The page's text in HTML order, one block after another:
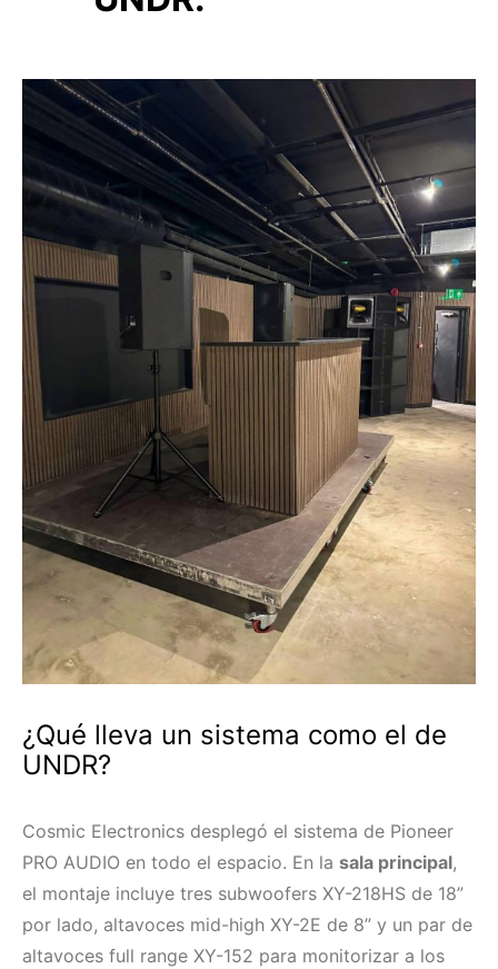
¿Qué lleva un sistema como el de
UNDR?
Cosmic Electronics desplegó el sistema de Pioneer
PRO AUDIO en todo el espacio. En la sala principal,
el montaje incluye tres subwoofers XY-218HS de 18”
por lado, altavoces mid-high XY-2E de 8” y un par de
altavoces full range XY-152 para monitorizar a los